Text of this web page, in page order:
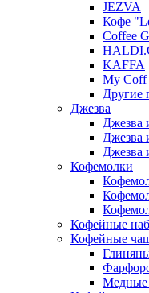
JEZVA
Кофе
Coffee
KAFFA
My Coff
Другие
Джезва
Джезва
Джезва
Джезва
Кофемолки
Кофейные
Кофейные
Медные